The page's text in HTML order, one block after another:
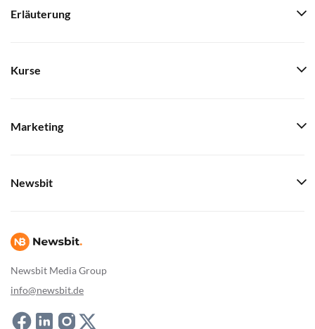
Newsbit Media Group
info@newsbit.de
Erläuterung
Kurse
Marketing
Newsbit